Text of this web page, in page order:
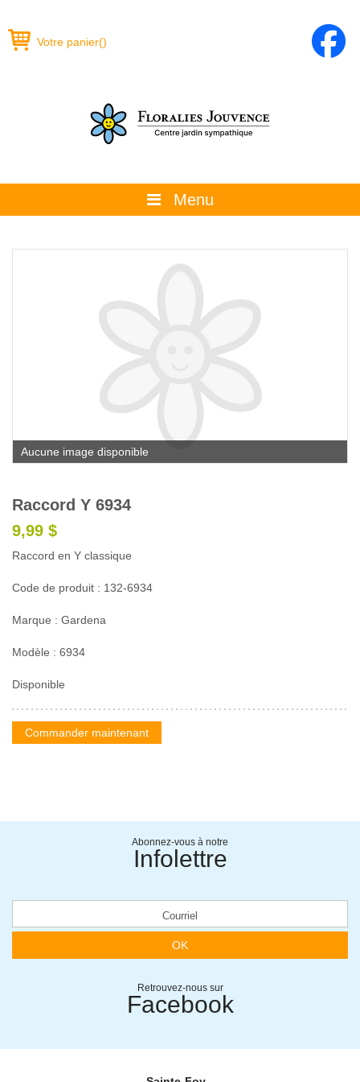
Votre panier()
Menu
La boutique
Promotions et évènements
Calendrier horticole
Emplois
Service à la clientèle
Aucune image disponible
Raccord Y 6934
9,99 $
Raccord en Y classique
Code de produit : 132-6934
Marque : Gardena
Modèle : 6934
Disponible
Commander maintenant
Abonnez-vous à notre
Infolettre
OK
Retrouvez-nous sur
Facebook